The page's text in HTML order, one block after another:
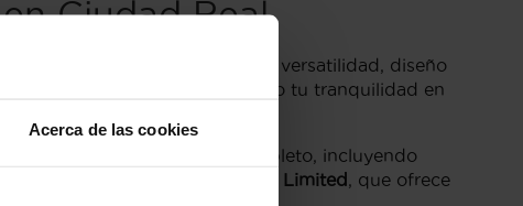
Acerca de las cookies
Ciudad Real
modelo es conocido por su versatilidad, diseño
y con garantía, asegurando tu tranquilidad en
por su equipamiento completo, incluyendo
a tener en cuenta es el
Limited , que ofrece